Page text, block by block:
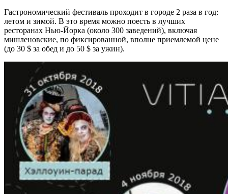
Гастрономический фестиваль проходит в городе 2 раза в год:
летом и зимой. В это время можно поесть в лучших
ресторанах Нью-Йорка (около 300 заведений), включая
мишленовские, по фиксированной, вполне приемлемой цене
(до 30 $ за обед и до 50 $ за ужин).